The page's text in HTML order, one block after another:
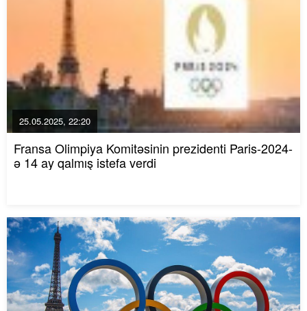
25.05.2025, 22:20
Fransa Olimpiya Komitəsinin prezidenti Paris-2024-
ə 14 ay qalmış istefa verdi